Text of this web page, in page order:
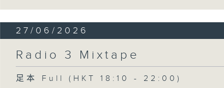
27/06/2026
Radio 3 Mixtape
足本 Full (HKT 18:10 - 22:00)